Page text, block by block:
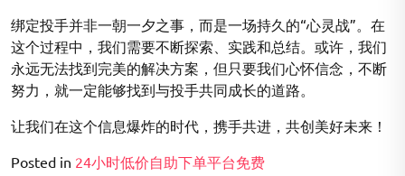
绑定投手并非一朝一夕之事，而是一场持久的“心灵战”。在
这个过程中，我们需要不断探索、实践和总结。或许，我们
永远无法找到完美的解决方案，但只要我们心怀信念，不断
努力，就一定能够找到与投手共同成长的道路。
让我们在这个信息爆炸的时代，携手共进，共创美好未来！
Posted in 24小时低价自助下单平台免费